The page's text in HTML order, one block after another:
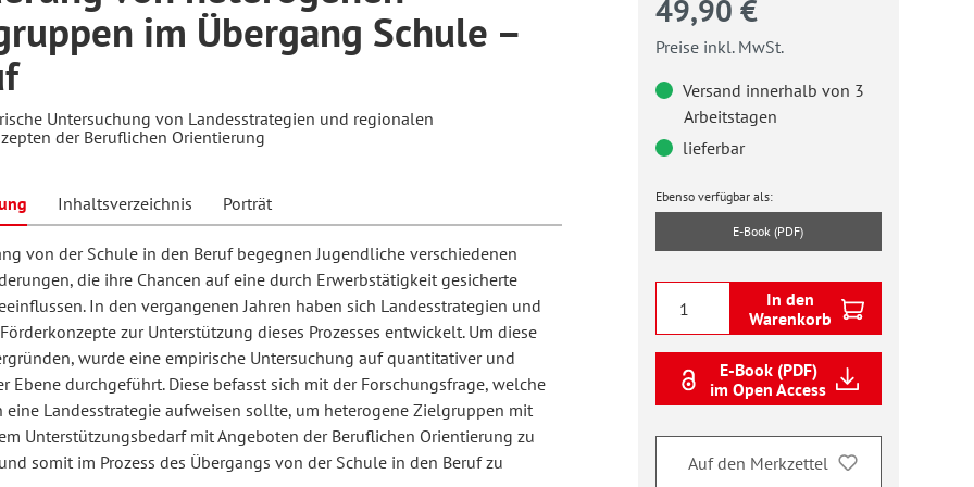
Schule und Unterricht
Arbeit
und
Erwachsenenbildung
für
im Übergang Schule –
Untersuchung von Landesstrategien und regionalen
der Beruflichen Orientierung
Inhaltsverzeichnis Porträt
von der Schule in den Beruf begegnen Jugendliche verschiedenen
die ihre Chancen auf eine durch Erwerbstätigkeit gesicherte
In den vergangenen Jahren haben sich Landesstrategien und
zur Unterstützung dieses Prozesses entwickelt. Um diese
wurde eine empirische Untersuchung auf quantitativer und
Ebene durchgeführt. Diese befasst sich mit der Forschungsfrage, welche
eine Landesstrategie aufweisen sollte, um heterogene Zielgruppen mit
Unterstützungsbedarf mit Angeboten der Beruflichen Orientierung zu
somit im Prozess des Übergangs von der Schule in den Beruf zu
49,90 €
Preise inkl. MwSt.
Versand innerhalb von 3
Arbeitstagen
lieferbar
Ebenso verfügbar als:
E-Book (PDF)
In den
Warenkorb
E-Book (PDF)
im Open Access
Auf den Merkzettel